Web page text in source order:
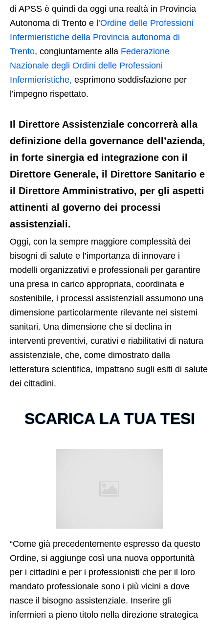
di APSS è quindi da oggi una realtà in Provincia
Autonoma di Trento e l’Ordine delle Professioni
Infermieristiche della Provincia autonoma di
Trento, congiuntamente alla Federazione
Nazionale degli Ordini delle Professioni
Infermieristiche, esprimono soddisfazione per
l’impegno rispettato.
Il Direttore Assistenziale concorrerà alla
definizione della governance dell’azienda,
in forte sinergia ed integrazione con il
Direttore Generale, il Direttore Sanitario e
il Direttore Amministrativo, per gli aspetti
attinenti al governo dei processi
assistenziali.
Oggi, con la sempre maggiore complessità dei
bisogni di salute e l’importanza di innovare i
modelli organizzativi e professionali per garantire
una presa in carico appropriata, coordinata e
sostenibile, i processi assistenziali assumono una
dimensione particolarmente rilevante nei sistemi
sanitari. Una dimensione che si declina in
interventi preventivi, curativi e riabilitativi di natura
assistenziale, che, come dimostrato dalla
letteratura scientifica, impattano sugli esiti di salute
dei cittadini.
SCARICA LA TUA TESI
“Come già precedentemente espresso da questo
Ordine, si aggiunge così una nuova opportunità
per i cittadini e per i professionisti che per il loro
mandato professionale sono i più vicini a dove
nasce il bisogno assistenziale. Inserire gli
infermieri a pieno titolo nella direzione strategica